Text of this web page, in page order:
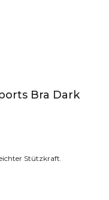
Bra Dark
Stützkraft.